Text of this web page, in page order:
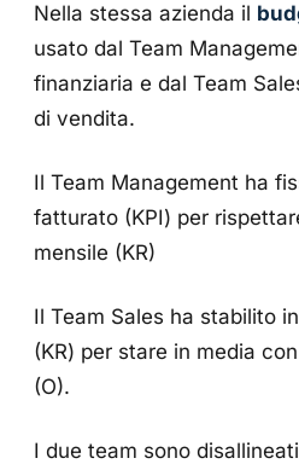
Nella stessa azienda il
usato dal Team
finanziaria e dal Team
di vendita.
Il Team Management ha
fatturato (KPI) per
mensile (KR)
Il Team Sales ha stabilito
(KR) per stare in media
(O).
I due team sono